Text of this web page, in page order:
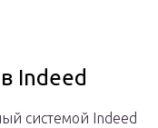
Indeed
системой Indeed